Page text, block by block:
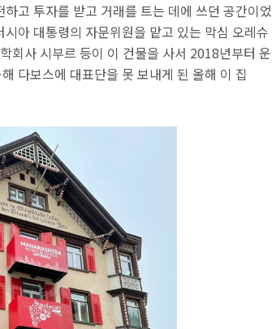
고 투자를 받고 거래를 트는 데에 쓰던 공간이었
아 대통령의 자문위원을 맡고 있는 막심 오레슈
회사 시부르 등이 이 건물을 사서 2018년부터 운
다보스에 대표단을 못 보내게 된 올해 이 집